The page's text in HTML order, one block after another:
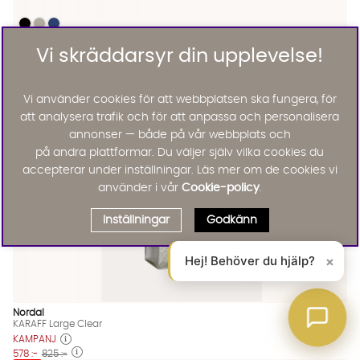
RAS Salt & Peppar Set Ljusblå Finns även i dessa färger:
RAS Salt & Peppar Set Ljusblå
RAS Salt & Peppar Set Ljusblå
RAS Salt & Peppar Set Ljusblå
RAS Salt & Peppar Set Ljusblå
Outlet
Nordal
KARAFF Large Clear
KAMPANJ
578 :- 825 :-
Vi skräddarsyr din upplevelse!
Vi använder cookies för att webbplatsen ska fungera, för
att analysera trafik och för att anpassa och personalisera
annonser — både på vår webbplats och
på andra plattformar. Du väljer själv vilka cookies du
accepterar under inställningar. Läs mer om de cookies vi
använder i vår Cookie-policy.
Inställningar Godkänn
Hej! Behöver du hjälp? ×